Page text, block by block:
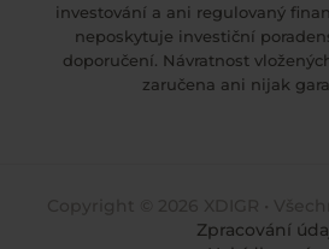
investování a ani regulovaný
neposkytuje investiční
doporučení. Návratnost
zaručena ani nijak
Zpracování